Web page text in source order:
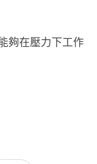
夠在壓力下工作